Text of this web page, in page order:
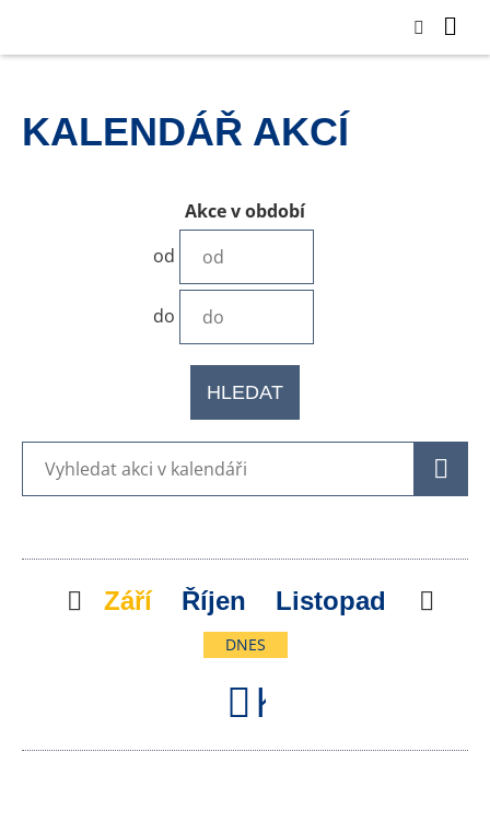
KALENDÁŘ AKCÍ
Akce v období
od
do
HLEDAT
Předchozí
Září Říjen Listopad
DNES
Kalendář